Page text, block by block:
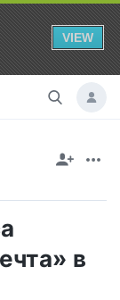
VIEW
в